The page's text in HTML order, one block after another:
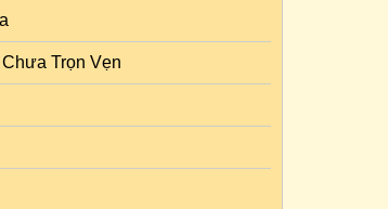
Trọn Vẹn